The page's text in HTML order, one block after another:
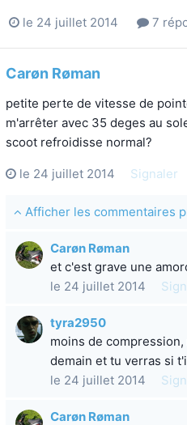
le 24 juillet 2014 7
Carøn Røman
petite perte de vitesse de
m'arrêter avec 35 deges au
scoot refroidisse normal?
le 24 juillet 2014 Signaler
Afficher les commentaires
Carøn Røman
et c'est grave une
le 24 juillet 2014
tyra2950
moins de
demain et tu verras si
le 24 juillet 2014
Carøn Røman